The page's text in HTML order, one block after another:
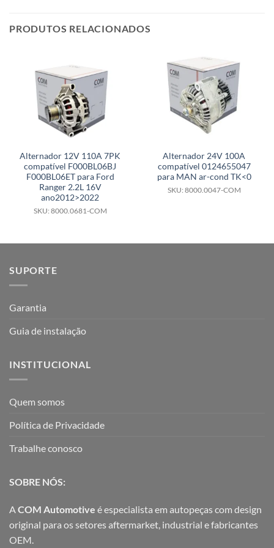
PRODUTOS RELACIONADOS
Alternador 12V 110A 7PK
compatível F000BL06BJ
F000BL06ET para Ford
Ranger 2.2L 16V
ano2012>2022
SKU: 8000.0681-COM
Alternador 24V 100A
compatível 0124655047
para MAN ar-cond TK<0
SKU: 8000.0047-COM
SUPORTE
Garantia
Guia de instalação
INSTITUCIONAL
Quem somos
Política de Privacidade
Trabalhe conosco
SOBRE NÓS:
ACOM Automotive é especialista em autopeças com design
original para os setores aftermarket, industrial e fabricantes
OEM.